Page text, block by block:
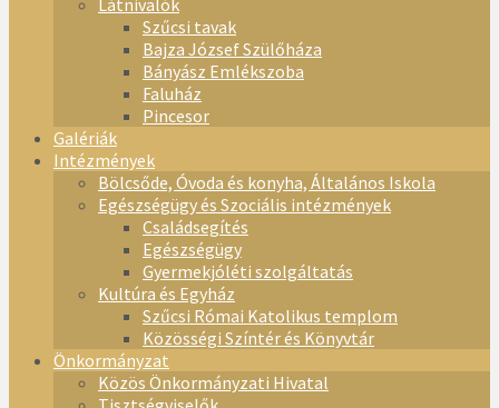
Látnivalók
Szűcsi tavak
Bajza József Szülőháza
Bányász Emlékszoba
Faluház
Pincesor
Galériák
Intézmények
Bölcsőde, Óvoda és konyha, Általános Iskola
Egészségügy és Szociális intézmények
Családsegítés
Egészségügy
Gyermekjóléti szolgáltatás
Kultúra és Egyház
Szűcsi Római Katolikus templom
Közösségi Színtér és Könyvtár
Önkormányzat
Közös Önkormányzati Hivatal